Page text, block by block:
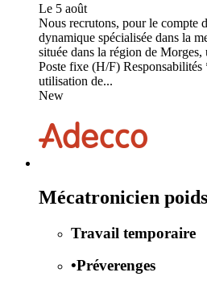
Le 5 août
Nous recrutons, pour le compte
dynamique spécialisée dans la
située dans la région de
Poste fixe (H/F)
utilisation de...
New
Mécatronicien
Travail temporaire
•Préverenges